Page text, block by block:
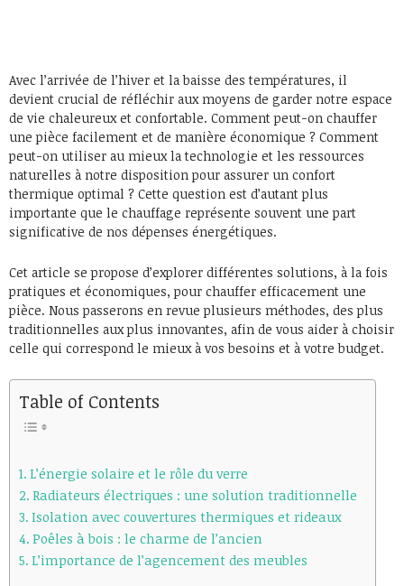
Avec l’arrivée de l’hiver et la baisse des températures, il
devient crucial de réfléchir aux moyens de garder notre espace
de vie chaleureux et confortable. Comment peut-on chauffer
une pièce facilement et de manière économique ? Comment
peut-on utiliser au mieux la technologie et les ressources
naturelles à notre disposition pour assurer un confort
thermique optimal ? Cette question est d’autant plus
importante que le chauffage représente souvent une part
significative de nos dépenses énergétiques.
Cet article se propose d’explorer différentes solutions, à la fois
pratiques et économiques, pour chauffer efficacement une
pièce. Nous passerons en revue plusieurs méthodes, des plus
traditionnelles aux plus innovantes, afin de vous aider à choisir
celle qui correspond le mieux à vos besoins et à votre budget.
Table of Contents
L’énergie solaire et le rôle du verre
Radiateurs électriques : une solution traditionnelle
Isolation avec couvertures thermiques et rideaux
Poêles à bois : le charme de l’ancien
L’importance de l’agencement des meubles